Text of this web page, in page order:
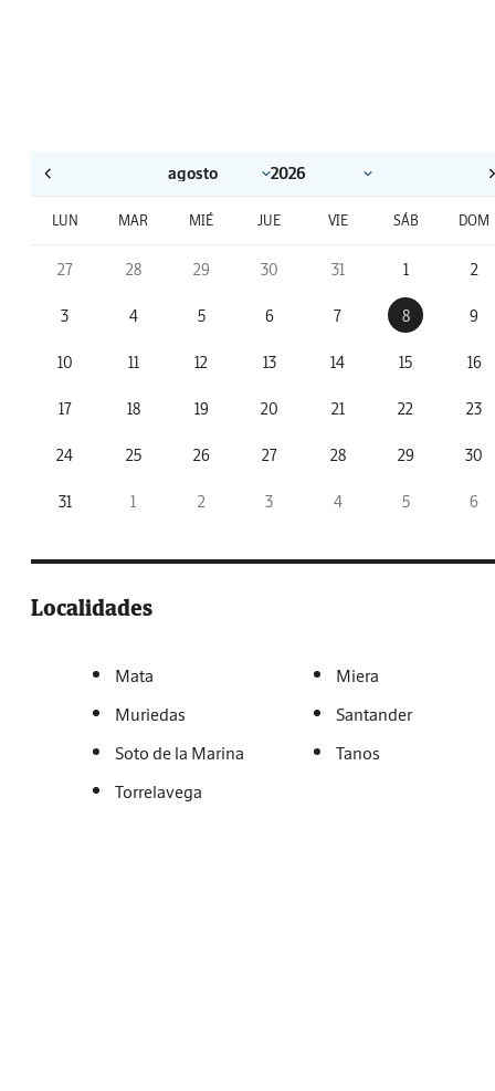
LUN MAR MIÉ JUE VIE SÁB DOM
27 28 29 30 31 1 2
3 4 5 6 7 8 9
10 11 12 13 14 15 16
17 18 19 20 21 22 23
24 25 26 27 28 29 30
31 1 2 3 4 5 6
Localidades
Mata
Miera
Muriedas
Santander
Soto de la Marina
Tanos
Torrelavega